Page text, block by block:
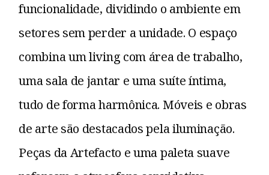
funcionalidade, dividindo o ambiente em
setores sem perder a unidade. O espaço
combina um living com área de trabalho,
uma sala de jantar e uma suíte íntima,
tudo de forma harmônica. Móveis e obras
de arte são destacados pela iluminação.
Peças da Artefacto e uma paleta suave